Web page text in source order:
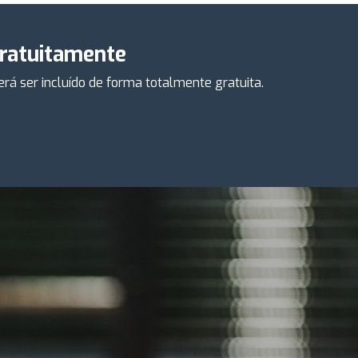
ser incluído de forma totalmente gratuita.